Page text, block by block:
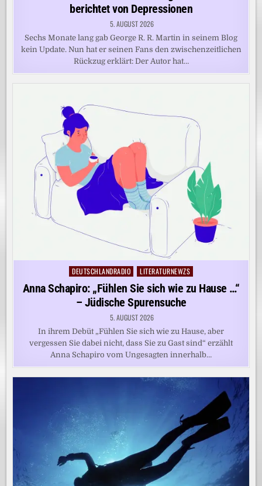
berichtet von Depressionen
5. AUGUST 2026
Sechs Monate lang gab George R. R. Martin in seinem Blog
kein Update. Nun hat er seinen Fans den zwischenzeitlichen
Rückzug erklärt: Der Autor hat…
Posted
DEUTSCHLANDRADIO LITERATURNEWZS
Anna Schapiro: „Fühlen Sie sich wie zu Hause …“
– Jüdische Spurensuche
5. AUGUST 2026
In ihrem Debüt „Fühlen Sie sich wie zu Hause, aber
vergessen Sie dabei nicht, dass Sie zu Gast sind“ erzählt
Anna Schapiro vom Ungesagten innerhalb…